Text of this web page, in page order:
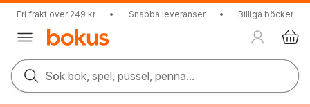
Fri frakt över 249 kr • Snabba leveranser • Billiga böcker
Sök bok, spel, pussel, penna...